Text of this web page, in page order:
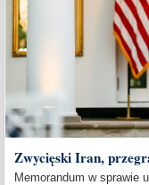
Zwycięski Iran,
Memorandum w sprawie